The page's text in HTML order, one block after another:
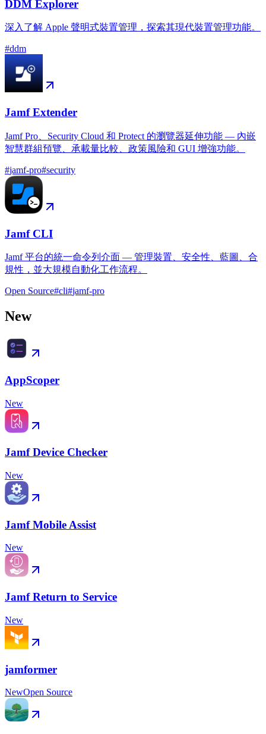
DDM Explorer
深入了解 Apple 聲明式裝置管理，探索其現代裝置管理功能。
#ddm
Jamf Extender
Jamf Pro、Security Cloud 和 Protect 的瀏覽器延伸功能 — 內嵌
智慧群組預覽、承載量比較、政策風險和 GUI 增強功能。
#jamf-pro#security
Jamf CLI
Jamf 平台的統一命令列介面 — 管理裝置、安全性、藍圖、合
規性，並大規模自動化工作流程。
Open Source#cli#jamf-pro
New
AppScoper
New
Jamf Device Checker
New
Jamf Mobile Assist
New
Jamf Return to Service
New
jamformer
NewOpen Source